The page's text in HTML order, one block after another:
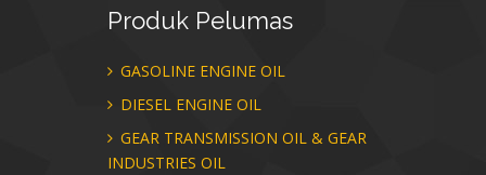
Produk Pelumas
GASOLINE ENGINE OIL
DIESEL ENGINE OIL
GEAR TRANSMISSION OIL & GEAR
INDUSTRIES OIL